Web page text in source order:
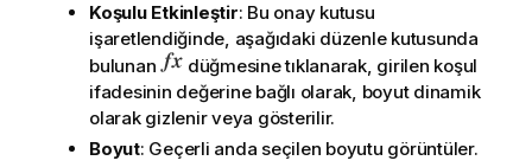
Koşulu Etkinleştir: Bu onay kutusu
işaretlendiğinde, aşağıdaki düzenle kutusunda
bulunan
düğmesine tıklanarak, girilen koşul
ifadesinin değerine bağlı olarak, boyut dinamik
olarak gizlenir veya gösterilir.
Boyut: Geçerli anda seçilen boyutu görüntüler.